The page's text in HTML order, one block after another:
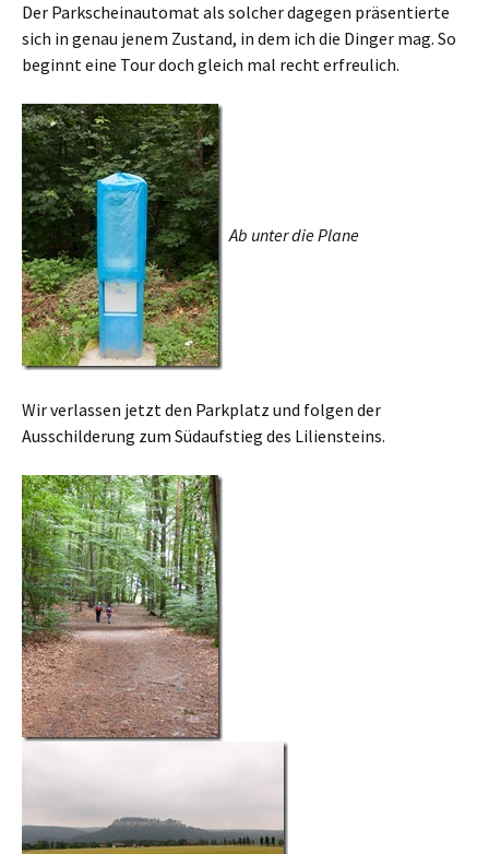
Der Parkscheinautomat als solcher dagegen präsentierte
sich in genau jenem Zustand, in dem ich die Dinger mag. So
beginnt eine Tour doch gleich mal recht erfreulich.
Ab unter die Plane
Wir verlassen jetzt den Parkplatz und folgen der
Ausschilderung zum Südaufstieg des Liliensteins.